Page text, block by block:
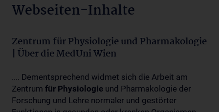
Webseiten-Inhalte
Zentrum für Physiologie und Pharmakologie
| Über die MedUni Wien
.... Dementsprechend widmet sich die Arbeit am
Zentrum für Physiologie und Pharmakologie der
Forschung und Lehre normaler und gestörter